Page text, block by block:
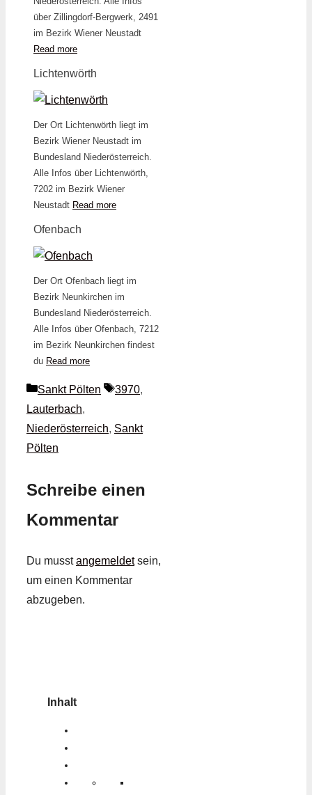
über Zillingdorf-Bergwerk, 2491
im Bezirk Wiener Neustadt
Read more
Lichtenwörth
Der Ort Lichtenwörth liegt im
Bezirk Wiener Neustadt im
Bundesland Niederösterreich.
Alle Infos über Lichtenwörth,
7202 im Bezirk Wiener
Neustadt Read more
Ofenbach
Der Ort Ofenbach liegt im
Bezirk Neunkirchen im
Bundesland Niederösterreich.
Alle Infos über Ofenbach, 7212
im Bezirk Neunkirchen findest
du Read more
Kategorien
Sankt Pölten Schlagwörter
3970,
Lauterbach,
Niederösterreich, Sankt
Pölten
Schreibe einen
Kommentar
Du musstangemeldetsein,
um einen Kommentar
abzugeben.
Inhalt